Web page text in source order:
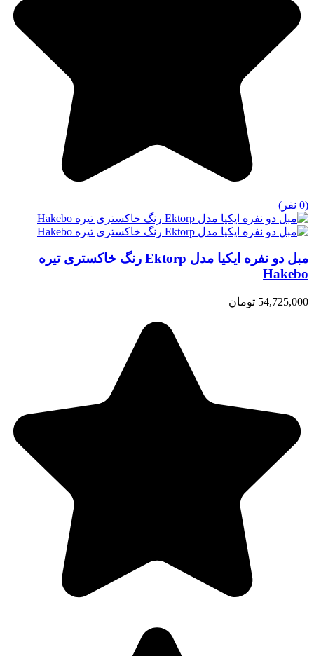
(0 نفر)
مبل دو نفره ایکیا مدل Ektorp رنگ خاکستری تیره
Hakebo
54,725,000 تومان